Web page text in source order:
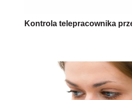
Kontrola telepracownika